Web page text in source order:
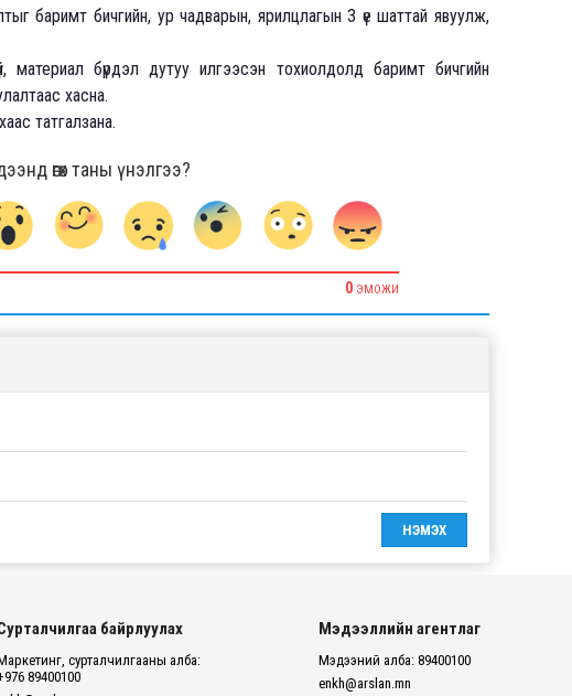
баримт бичгийн, ур чадварын, ярилцлагын 3 үе шаттай явуулж,
материал бүрдэл дутуу илгээсэн тохиолдолд баримт бичгийн
хасна.
татгалзана.
өгөх таны үнэлгээ?
0 ЭМОЖИ
байрлуулах
сурталчилгааны алба:
89400100
Мэдээллийн агентлаг
Мэдээний алба: 89400100
enkh@arslan.mn